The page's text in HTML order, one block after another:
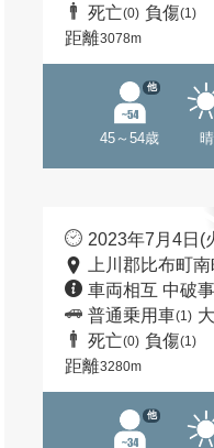
死亡(0) 負傷(1)
距離3078m
45～54歳
他
晴
2023年7月4日(
上川郡比布町
車両相互 中破
普通乗用車(1)
死亡(0) 負傷(1)
距離3280m
他